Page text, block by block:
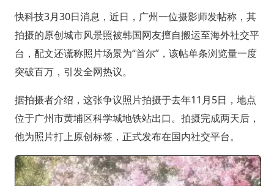
快科技3月30日消息，近日，广州一位摄影师发帖称，其
拍摄的原创城市风景照被韩国网友擅自搬运至海外社交平
台，配文还谎称照片场景为“首尔”，该帖单条浏览量一度
突破百万，引发全网热议。
据拍摄者介绍，这张争议照片拍摄于去年11月5日，地点
位于广州市黄埔区科学城地铁站出口。拍摄完成两天后，
他为照片打上原创标签，正式发布在国内社交平台。